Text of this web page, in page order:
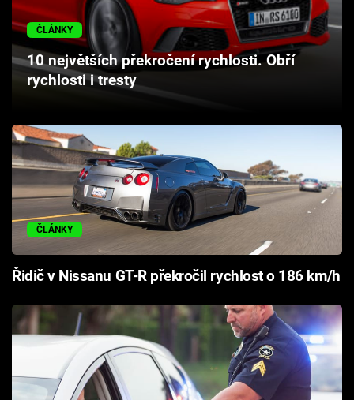
Cool Esport
Pořady
Sledujte prima+
Přihlášení
ČLÁNKY
10 největších překročení rychlosti. Obří
rychlosti i tresty
ČLÁNKY
Řidič v Nissanu GT-R překročil rychlost o 186 km/h